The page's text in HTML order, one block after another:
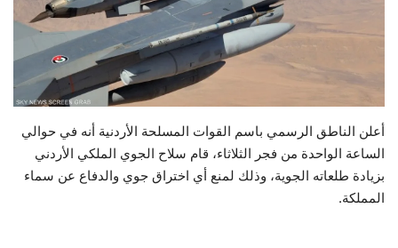
فيديو
حياة
أعلن الناطق الرسمي باسم القوات المسلحة الأردنية أنه في حوالي
الساعة الواحدة من فجر الثلاثاء، قام سلاح الجوي الملكي الأردني
بزيادة طلعاته الجوية، وذلك لمنع أي اختراق جوي والدفاع عن سماء
المملكة.